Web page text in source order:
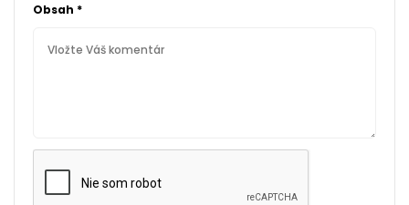
Obsah *